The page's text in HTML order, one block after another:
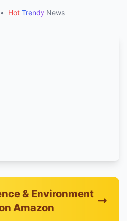
• Hot Trendy News
& Environment
Amazon